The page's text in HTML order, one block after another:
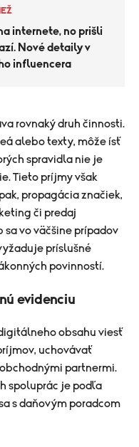
internete, no prišli
Nové detaily v
influencera
rovnaký druh činnosti.
alebo texty, môže ísť
spravidla nie je
Tieto príjmy však
propagácia značiek,
či predaj
vo väčšine prípadov
príslušné
povinností.
evidenciu
obsahu viesť
uchovávať
partnermi.
spoluprác je podľa
s daňovým poradcom